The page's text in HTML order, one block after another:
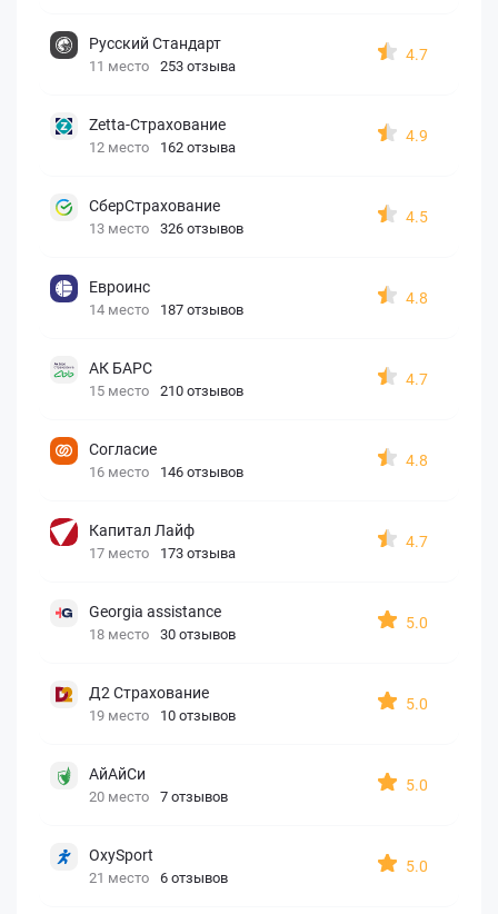
Русский Стандарт
11 место 253 отзыва
4.7
Zetta-Страхование
12 место 162 отзыва
4.9
СберСтрахование
13 место 326 отзывов
4.5
Евроинс
14 место 187 отзывов
4.8
АК БАРС
15 место 210 отзывов
4.7
Согласие
16 место 146 отзывов
4.8
Капитал Лайф
17 место 173 отзыва
4.7
Georgia assistance
18 место 30 отзывов
5.0
Д2 Страхование
19 место 10 отзывов
5.0
АйАйСи
20 место 7 отзывов
5.0
OxySport
21 место 6 отзывов
5.0